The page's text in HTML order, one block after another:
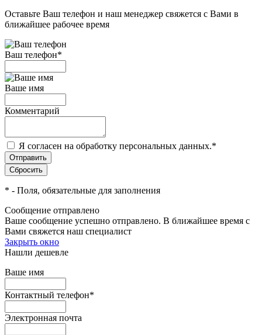
Оставьте Ваш телефон и наш менеджер свяжется с Вами в
ближайшее рабочее время
Ваш телефон*
Ваше имя
Комментарий
Я согласен на обработку персональных данных.*
* - Поля, обязательные для заполнения
Сообщение отправлено
Ваше сообщение успешно отправлено. В ближайшее время с
Вами свяжется наш специалист
Закрыть окно
Нашли дешевле
Ваше имя
Контактный телефон*
Электронная почта